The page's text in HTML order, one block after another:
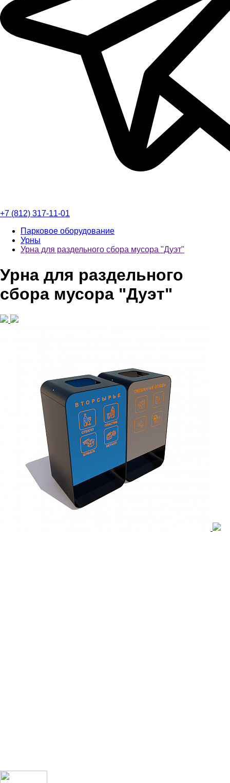
+7 (812) 317-11-01
Парковое оборудование
Урны
Урна для раздельного сбора мусора "Дуэт"
Урна для раздельного
сбора мусора "Дуэт"